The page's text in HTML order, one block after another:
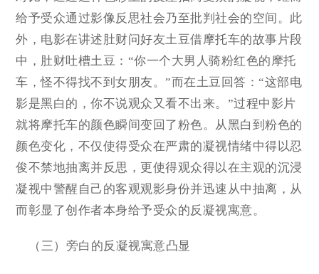
给予受众通过影像反思社会乃至批判社会的空间。此
外，电影在讲述肚财问好友土豆借摩托车的故事片段
中，肚财吐槽土豆：“你一个大男人骑粉红色的摩托
车，怪不得找不到女朋友。”而在土豆回答：“这部电
影是黑白的，你不说观众又看不出来。”过程中影片
就将摩托车的颜色瞬间变回了粉色。从黑白到粉色的
颜色变化，不仅使得受众在严肃的凝视情绪中得以忍
俊不禁地抽离并反思，更使得观众得以在主观的沉浸
凝视中警醒自己的客观观影身份并迅速从中抽离，从
而彰显了创作者本身给予受众的反凝视寓意。
（三）旁白的反凝视寓意凸显